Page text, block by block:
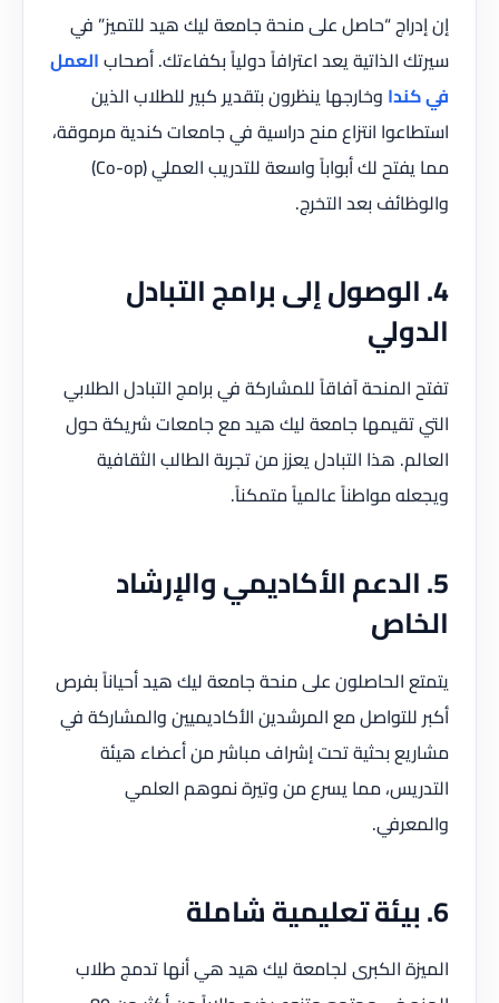
إن إدراج “حاصل على منحة جامعة ليك هيد للتميز” في
سيرتك الذاتية يعد اعترافاً دولياً بكفاءتك. أصحابالعمل
في كندا وخارجها ينظرون بتقدير كبير للطلاب الذين
استطاعوا انتزاع منح دراسية في جامعات كندية مرموقة،
مما يفتح لك أبواباً واسعة للتدريب العملي (Co-op)
والوظائف بعد التخرج.
4. الوصول إلى برامج التبادل
الدولي
تفتح المنحة آفاقاً للمشاركة في برامج التبادل الطلابي
التي تقيمها جامعة ليك هيد مع جامعات شريكة حول
العالم. هذا التبادل يعزز من تجربة الطالب الثقافية
ويجعله مواطناً عالمياً متمكناً.
5. الدعم الأكاديمي والإرشاد
الخاص
يتمتع الحاصلون على منحة جامعة ليك هيد أحياناً بفرص
أكبر للتواصل مع المرشدين الأكاديميين والمشاركة في
مشاريع بحثية تحت إشراف مباشر من أعضاء هيئة
التدريس، مما يسرع من وتيرة نموهم العلمي
والمعرفي.
6. بيئة تعليمية شاملة
الميزة الكبرى لجامعة ليك هيد هي أنها تدمج طلاب